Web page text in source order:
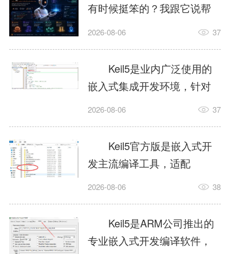
有时候挺笨的？我跟它说帮
我订个明天早上的闹钟，它
这样？因为AI，就是个只会
耍嘴皮子的书呆子。它脑子
里有海量知识，但没有真正
激发出来实力。而
AgentSkill，就是给AI大脑装
上的一双机械手，它真的能
解决很多问题。1什么是
AgentSkillSkill指...
2026-08-06 37
Keil5是业内广泛使用的
嵌入式集成开发环境，针对
ARM、51内核单片机提供编
力，代码编译稳定，调试工
具成熟，大量开源项目基于
该平台开发。新项目需要单
独下载对应芯片支持包，新
手配置难度较高，正版商业
授权费用不菲，未授权版本
存在程序容量限制，适合硬
2026-08-06 37
Keil5官方版是嵌入式开
发主流编译工具，适配
STM32、51单片机等多款芯
在线调试、代码仿真，兼容
众多厂商芯片安装包。软件
需要手动添加器件库，初次
2026-08-06 38
Keil5是ARM公司推出的
专业嵌入式开发编译软件，